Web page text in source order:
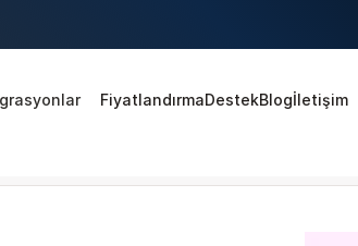
FiyatlandırmaDestekBlogİletişim